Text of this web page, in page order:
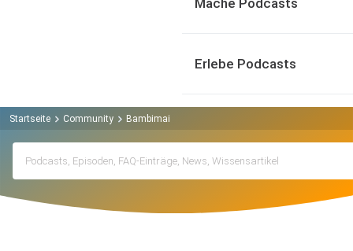
Mache Podcasts
Erlebe Podcasts
Startseite Community Bambimai